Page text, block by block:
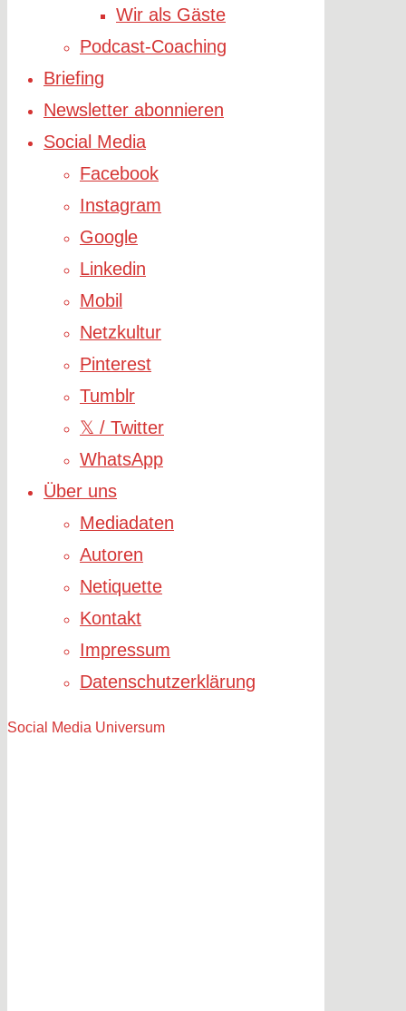
Wir als Gäste
Podcast-Coaching
Briefing
Newsletter abonnieren
Social Media
Facebook
Instagram
Google
Linkedin
Mobil
Netzkultur
Pinterest
Tumblr
𝕏 / Twitter
WhatsApp
Über uns
Mediadaten
Autoren
Netiquette
Kontakt
Impressum
Datenschutzerklärung
Social Media Universum